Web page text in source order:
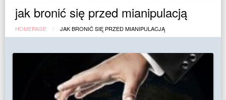
jak bronić się przed mianipulacją
HOMEPAGE JAK BRONIĆ SIĘ PRZED MIANIPULACJĄ